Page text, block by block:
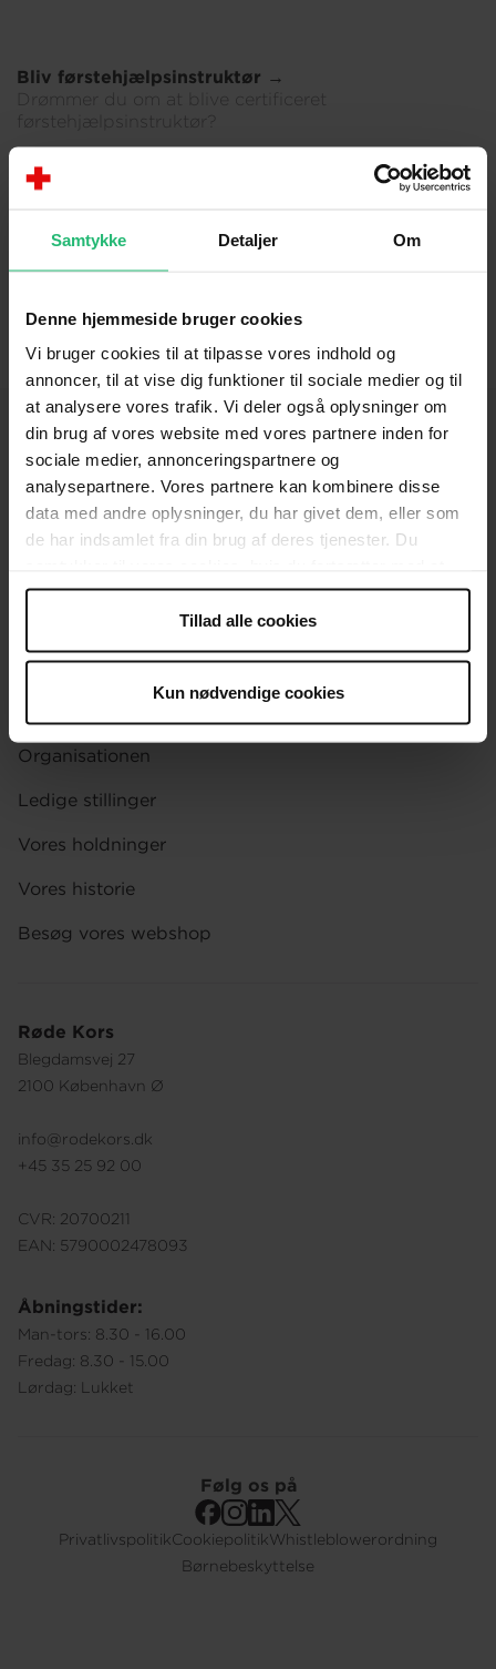
Samtykke Detaljer Om
Denne hjemmeside bruger cookies
Vi bruger cookies til at tilpasse vores indhold og
annoncer, til at vise dig funktioner til sociale medier og til
at analysere vores trafik. Vi deler også oplysninger om
din brug af vores website med vores partnere inden for
sociale medier, annonceringspartnere og
analysepartnere. Vores partnere kan kombinere disse
data med andre oplysninger, du har givet dem, eller som
de har indsamlet fra din brug af deres tjenester. Du
anvende vores hjemmeside.
Tillad alle cookies
Kun nødvendige cookies
Bliv førstehjælpsinstruktør →
Drømmer du om at blive certificeret
førstehjælpsinstruktør?
Røde Kors
Blegdamsvej 27
2100 København Ø
info@rodekors.dk
+45 35 25 92 00
CVR: 20700211
EAN: 5790002478093
Åbningstider:
Man-tors: 8.30 - 16.00
Fredag: 8.30 - 15.00
Lørdag: Lukket
KONTAKT
Brug for hjælp
Spørgsmål om donation og medlemskab
Organisationen
Ledige stillinger
Vores holdninger
Vores historie
Besøg vores webshop
PrivatlivspolitikCookiepolitikWhistleblowerordning
Børnebeskyttelse
Følg os på